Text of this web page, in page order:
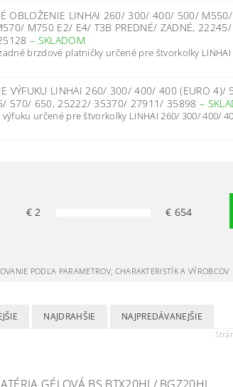
OBLOŽENIE LINHAI 260/ 300/ 400/ 500/ M550/
M750 E2/ E4/ T3B PREDNÉ/ ZADNÉ, 22245/
– SKLADOM
brzdové platničky určené pre štvorkolky LINHAI
VÝFUKU LINHAI 260/ 300/ 400/ 400 (EURO 4)/
570/ 650, 25222/ 35370/ 27911/ 35898 –
určené pre štvorkolky LINHAI 260/ 300/ 400/
€ 2 € 654
PODĽA PARAMETROV, CHARAKTERISTÍK A VÝROBCOV
NAJDRAHŠIE NAJPREDÁVANEJŠIE